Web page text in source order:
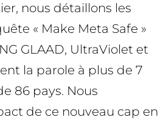
nous détaillons les
« Make Meta Safe »
GLAAD, UltraViolet et
la parole à plus de 7
86 pays. Nous
de ce nouveau cap en